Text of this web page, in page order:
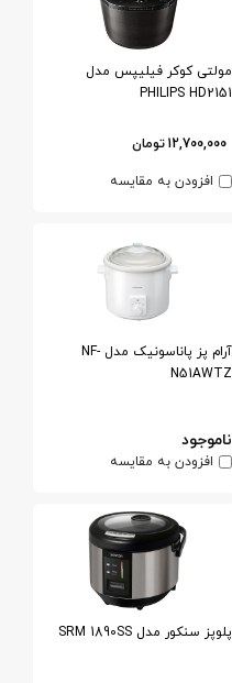
مولتی کوکر فیلیپس مدل
PHILIPS HD2151
12,700,000تومان
افزودن به مقایسه
آرام پز پاناسونیک مدل NF-
N51AWTZ
ناموجود
افزودن به مقایسه
پلوپز سنکور مدل SRM 1890SS